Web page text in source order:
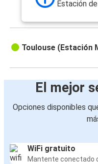
Estación
Toulouse (Estación
El mejor
Opciones disponibles
WiFi gratuito
Mantente conectado